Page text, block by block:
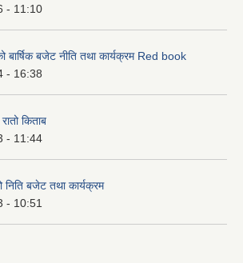
- 11:10
बजेट नीति तथा कार्यक्रम Red book
- 16:38
किताब
- 11:44
बजेट तथा कार्यक्रम
- 10:51